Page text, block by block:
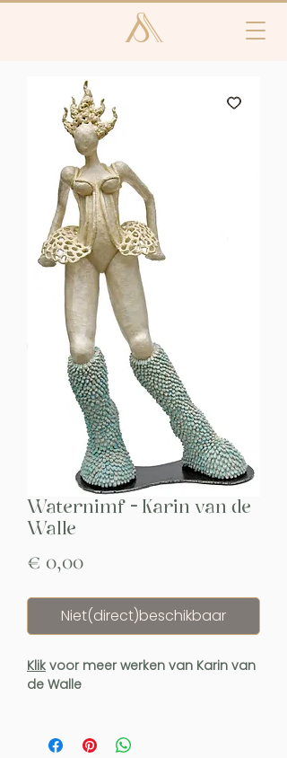
Waternimf - Karin van de
Walle
€ 0,00Prijs
Niet(direct)beschikbaar
Klik voor meer werken van Karin van
de Walle